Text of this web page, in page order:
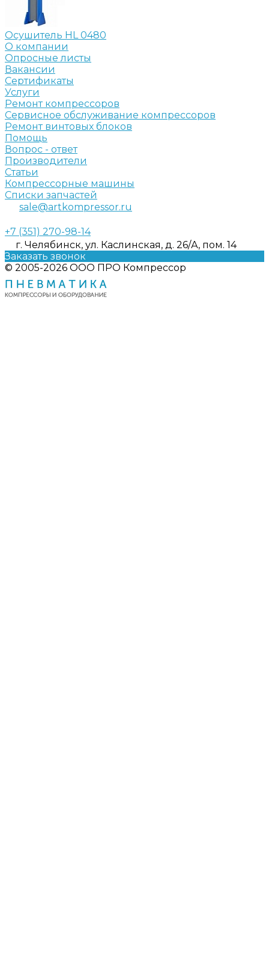
Осушитель HL 0480
О компании
Опросные листы
Вакансии
Сертификаты
Услуги
Ремонт компрессоров
Сервисное обслуживание компрессоров
Ремонт винтовых блоков
Помощь
Вопрос - ответ
Производители
Статьи
Компрессорные машины
Списки запчастей
sale@artkompressor.ru
+7 (351) 270-98-14
г. Челябинск, ул. Каслинская, д. 26/А, пом. 14
Заказать звонок
© 2005-2026 ООО ПРО Компрессор